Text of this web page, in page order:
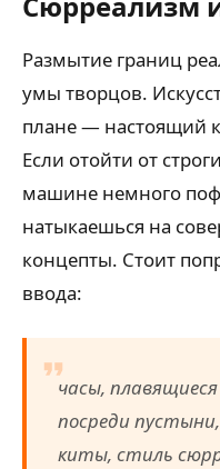
Размытие границ
умы творцов.
плане — настоящий
Если отойти от
машине немного
натыкаешься на
концепты. Стоит
ввода:
часы,
посреди
киты, стиль